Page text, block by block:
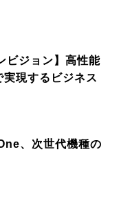
ビジョン】高性能
現するビジネス
、次世代機種の